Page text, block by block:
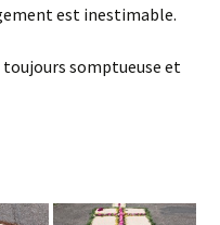
est inestimable.
toujours somptueuse et